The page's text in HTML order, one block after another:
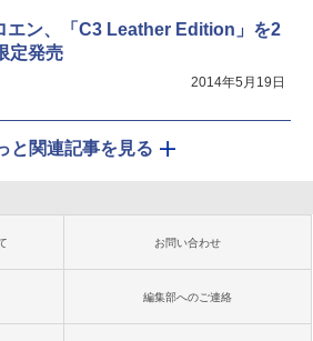
エン、「C3 Leather Edition」を2
定発売
2014年5月19日
と関連記事を見る
お問い合わせ
編集部へのご連絡